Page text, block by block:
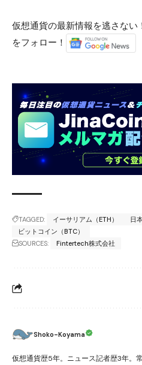
仮想通貨の最新情報を逃さな
をフォロー！
TAGGED: イーサリアム（ETH）
日
ビットコイン（BTC）
SOURCES:
Fintertech株式会社
Shoko-Koyama
仮想通貨歴5年。ニュース記者歴3年。